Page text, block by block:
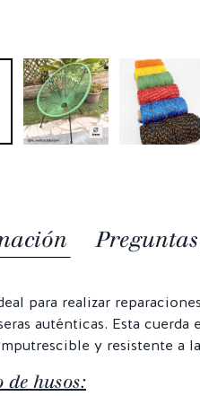
para realizar
auténticas. Esta
y resistente a
de husos: